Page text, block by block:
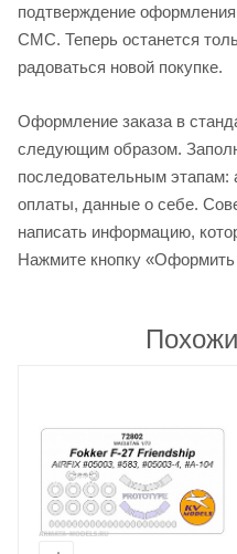
подтверждение
СМС. Теперь останется
радоваться новой покупке.
Оформление заказа в
следующим образом.
последовательным этапам:
оплаты, данные о себе.
написать информацию,
Нажмите кнопку «Оформить